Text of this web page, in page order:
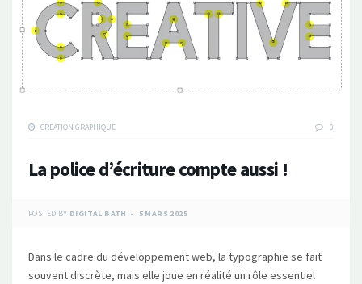
CRÉATION GRAPHIQUE 0
La police d’écriture compte aussi !
POSTED BY DIGITAL BATH 5 MARS 2025
Dans le cadre du développement web, la typographie se fait
souvent discrète, mais elle joue en réalité un rôle essentiel